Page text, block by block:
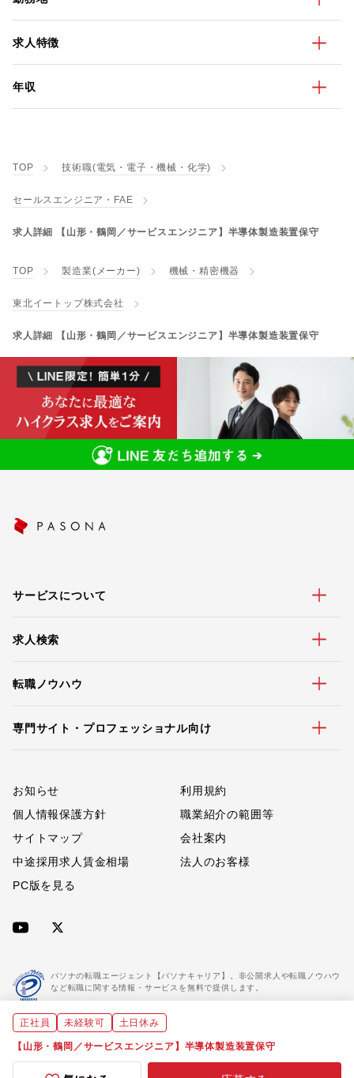
求人特徴
年収
TOP 技術職(電気・電子・機械・化学)
セールスエンジニア・FAE
求人詳細 【山形・鶴岡／サービスエンジニア】半導体製造装置保守
TOP 製造業(メーカー) 機械・精密機器
東北イートップ株式会社
求人詳細 【山形・鶴岡／サービスエンジニア】半導体製造装置保守
サービスについて
求人検索
転職ノウハウ
専門サイト・プロフェッショナル向け
お知らせ
利用規約
個人情報保護方針
職業紹介の範囲等
サイトマップ
会社案内
中途採用求人賃金相場
法人のお客様
PC版を見る
パソナの転職エージェント【パソナキャリア】。非公開求人や転職ノウハウ
など転職に関する情報・サービスを無料で提供します。
「パソナキャリア」は職業紹介優良事業者に認定されています。
正社員 未経験可 土日休み
【山形・鶴岡／サービスエンジニア】半導体製造装置保守